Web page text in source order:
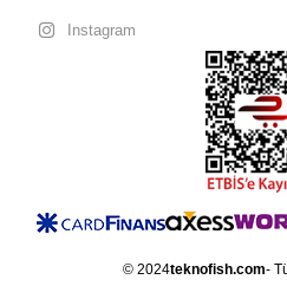
Instagram
© 2024teknofish.com-